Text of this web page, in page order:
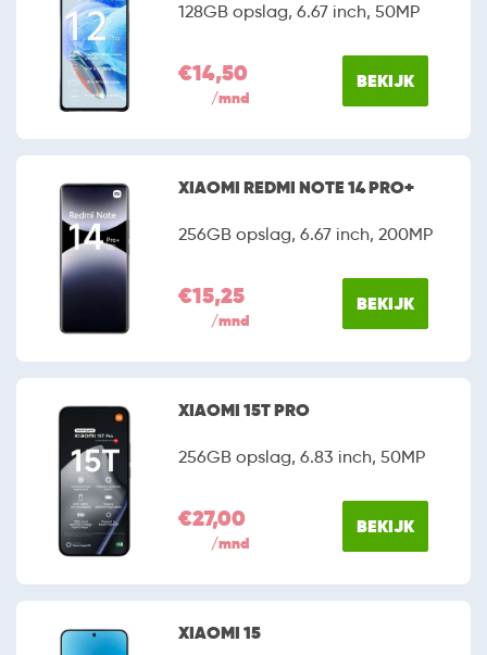
128GB opslag, 6.67 inch, 50MP
€14,50
/mnd
BEKIJK
XIAOMI REDMI NOTE 14 PRO+
256GB opslag, 6.67 inch, 200MP
€15,25
/mnd
BEKIJK
XIAOMI 15T PRO
256GB opslag, 6.83 inch, 50MP
€27,00
/mnd
BEKIJK
XIAOMI 15